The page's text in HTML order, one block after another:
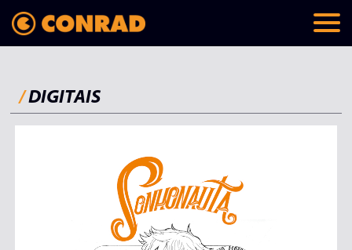
/DIGITAIS